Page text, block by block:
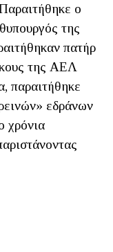
ο
της
πατήρ
της ΑΕΛ
παραιτήθηκε
εδράνων
χρόνια